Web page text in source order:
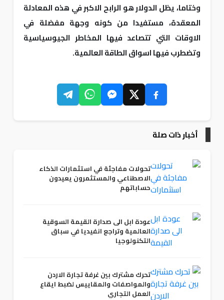
وختاما، يظل الدولار هو الرابح الاكبر في هذه المعادلة
المعقدة، مستفيدا من كونه وجهة مفضلة في
الاوقات التي تتصاعد فيها المخاطر الجيوسياسية
وتضطرب فيها اسواق الطاقة العالمية.
أخبار ذات صلة
تحولات مفاجئة في استثمارات الذكاء
الاصطناعي والمستثمرون يعيدون
حساباتهم
عودة ابل الى صدارة القيمة السوقية
العالمية وتراجع انفيديا في سباق
التكنولوجيا
تحرك مشترك بين غرفة تجارة الاردن
والمواصفات والمقاييس لضبط ايقاع
العمل التجاري